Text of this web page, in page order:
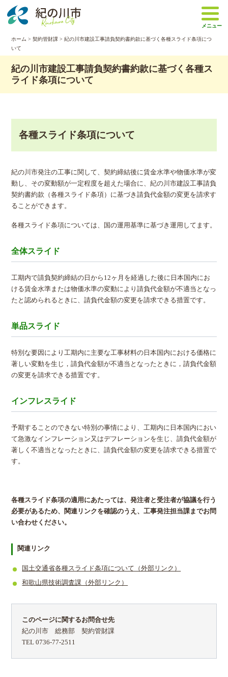
メニュー
ホーム >契約管財課 > 紀の川市建設工事請負契約書約款に基づく各種スライド条項につ
いて
紀の川市建設工事請負契約書約款に基づく各種ス
ライド条項について
各種スライド条項について
紀の川市発注の工事に関して、契約締結後に賃金水準や物価水準が変
動し、その変動額が一定程度を超えた場合に、紀の川市建設工事請負
契約書約款（各種スライド条項）に基づき請負代金額の変更を請求す
ることができます。
各種スライド条項については、国の運用基準に基づき運用してます。
全体スライド
工期内で請負契約締結の日から12ヶ月を経過した後に日本国内にお
ける賃金水準または物価水準の変動により請負代金額が不適当となっ
たと認められるときに、請負代金額の変更を請求できる措置です。
単品スライド
特別な要因により工期内に主要な工事材料の日本国内における価格に
著しい変動を生じ，請負代金額が不適当となったときに，請負代金額
の変更を請求できる措置です。
インフレスライド
予期することのできない特別の事情により、⼯期内に⽇本国内におい
て急激なインフレーション⼜はデフレーションを生じ、請負代⾦額が
著しく不適当となったときに、請負代⾦額の変更を請求できる措置で
す。
各種スライド条項の適⽤にあたっては、発注者と受注者が協議を⾏う
必要があるため、関連リンクを確認のうえ、工事発注担当課までお問
い合わせください。
関連リンク
国土交通省各種スライド条項について（外部リンク）
和歌山県技術調査課（外部リンク）
このページに関するお問合せ先
紀の川市 総務部 契約管財課
TEL 0736-77-2511